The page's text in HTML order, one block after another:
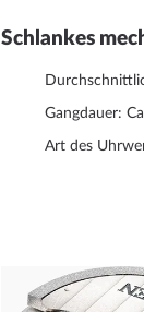
Schlankes
Gangdauer:
Art des